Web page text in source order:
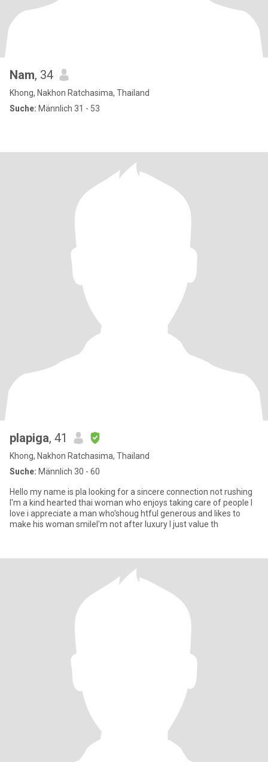
Nam, 34
Khong, Nakhon Ratchasima, Thailand
Suche: Männlich 31 - 53
plapiga, 41
Khong, Nakhon Ratchasima, Thailand
Suche: Männlich 30 - 60
Hello my name is pla looking for a sincere connection not rushing
I'm a kind hearted thai woman who enjoys taking care of people I
love i appreciate a man who'shoug htful generous and likes to
make his woman smileI'm not after luxury I just value th